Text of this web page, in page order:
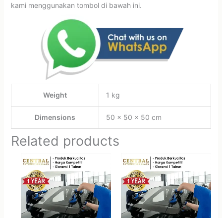
kami menggunakan tombol di bawah ini.
Weight 1 kg
Dimensions 50 × 50 × 50 cm
Related products